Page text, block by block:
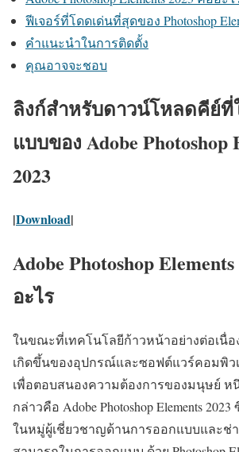
ฟีเจอร์ที่โดดเด่นที่สุดของ Photoshop
คำแนะนำในการติดตั้ง
คุณอาจจะชอบ
ลิงก์สำหรับดาวน์โหลดคีย์ที่
แบบของ Adobe Photoshop
2023
|Download|
Adobe Photoshop
อะไร
ในขณะที่เทคโนโลยีก้าวหน้าอย่างต่อเนื่อ
เกิดขึ้นของอุปกรณ์และซอฟต์แวร์คอมพิว
เพื่อตอบสนองความต้องการของมนุษย์
กล่าวคือ Adobe Photoshop Elements
ในหมู่ผู้เชี่ยวชาญด้านการออกแบบและช่